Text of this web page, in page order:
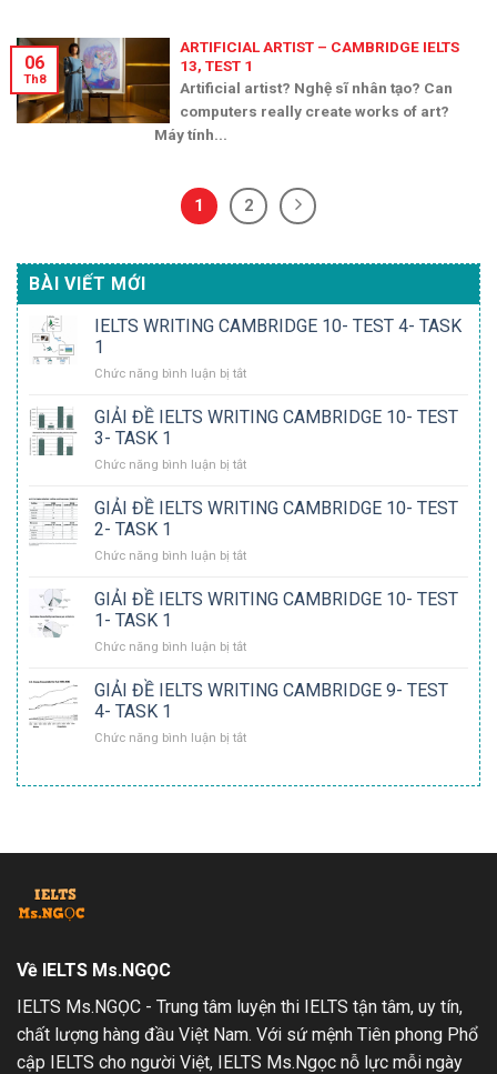
ARTIFICIAL ARTIST – CAMBRIDGE IELTS
13, TEST 1
Artificial artist? Nghệ sĩ nhân tạo? Can
computers really create works of art?
Máy tính...
06
Th8
1 2
BÀI VIẾT MỚI
IELTS WRITING CAMBRIDGE 10- TEST 4- TASK
1
Chức năng bình luận bị tắtở
WRITING
TEST
TASK
GIẢI ĐỀ IELTS WRITING CAMBRIDGE 10- TEST
3- TASK 1
Chức năng bình luận bị tắtở
ĐỀ
CAMBRIDGE
TEST
1
GIẢI ĐỀ IELTS WRITING CAMBRIDGE 10- TEST
2- TASK 1
Chức năng bình luận bị tắtở
ĐỀ
CAMBRIDGE
TEST
1
GIẢI ĐỀ IELTS WRITING CAMBRIDGE 10- TEST
1- TASK 1
Chức năng bình luận bị tắtở
ĐỀ
CAMBRIDGE
GIẢI ĐỀ IELTS WRITING CAMBRIDGE 9- TEST
4- TASK 1
Chức năng bình luận bị tắtở
9-
Về IELTS Ms.NGỌC
IELTS Ms.NGỌC - Trung tâm luyện thi IELTS tận tâm, uy tín,
chất lượng hàng đầu Việt Nam. Với sứ mệnh Tiên phong Phổ
cập IELTS cho người Việt, IELTS Ms.Ngọc nỗ lực mỗi ngày